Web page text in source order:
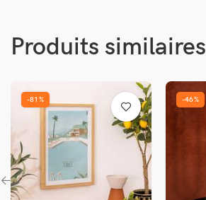
Produits similaires
-81% -46%